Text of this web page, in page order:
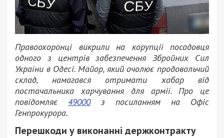
Правоохоронці викрили на корупції посадовця
одного з центрів забезпечення Збройних Сил
України в Одесі. Майор, який очолює продовольчий
склад, намагався отримати хабар від
постачальника харчування для армії. Про це
повідомляє 49000з посиланням на Офіс
Генпрокурора.
Перешкоди у виконанні держконтракту